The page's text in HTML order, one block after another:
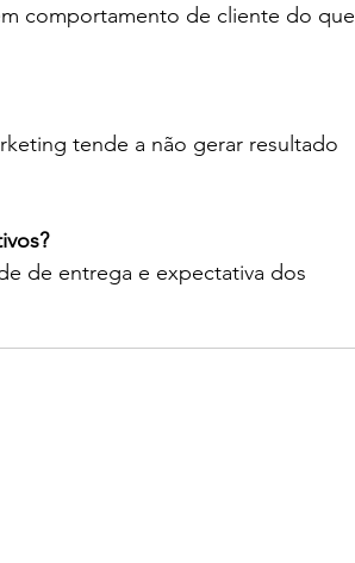
comportamento de cliente do que
tende a não gerar resultado
de entrega e expectativa dos